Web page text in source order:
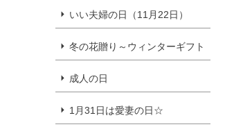
いい夫婦の日（11月22日）
冬の花贈り～ウィンターギフト
成人の日
1月31日は愛妻の日☆